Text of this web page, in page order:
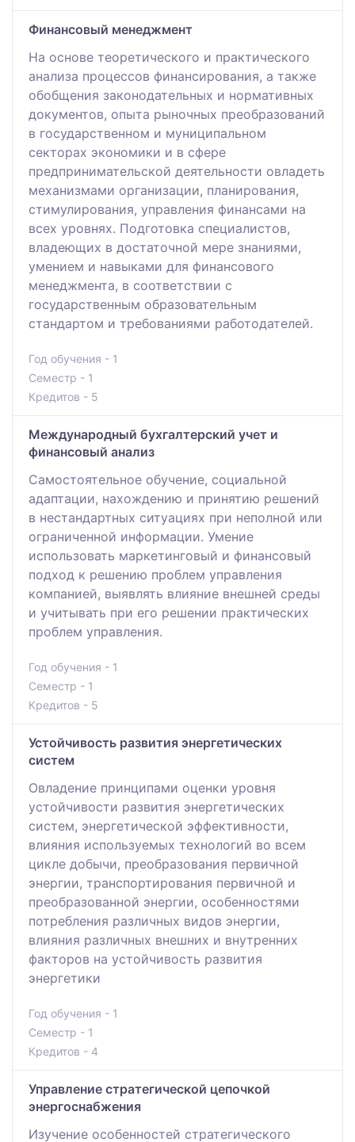
Финансовый менеджмент
На основе теоретического и практического
анализа процессов финансирования, а также
обобщения законодательных и нормативных
документов, опыта рыночных преобразований
в государственном и муниципальном
секторах экономики и в сфере
предпринимательской деятельности овладеть
механизмами организации, планирования,
стимулирования, управления финансами на
всех уровнях. Подготовка специалистов,
владеющих в достаточной мере знаниями,
умением и навыками для финансового
менеджмента, в соответствии с
государственным образовательным
стандартом и требованиями работодателей.
Год обучения - 1
Семестр - 1
Кредитов - 5
Международный бухгалтерский учет и
финансовый анализ
Самостоятельное обучение, социальной
адаптации, нахождению и принятию решений
в нестандартных ситуациях при неполной или
ограниченной информации. Умение
использовать маркетинговый и финансовый
подход к решению проблем управления
компанией, выявлять влияние внешней среды
и учитывать при его решении практических
проблем управления.
Год обучения - 1
Семестр - 1
Кредитов - 5
Устойчивость развития энергетических
систем
Овладение принципами оценки уровня
устойчивости развития энергетических
систем, энергетической эффективности,
влияния используемых технологий во всем
цикле добычи, преобразования первичной
энергии, транспортирования первичной и
преобразованной энергии, особенностями
потребления различных видов энергии,
влияния различных внешних и внутренних
факторов на устойчивость развития
энергетики
Год обучения - 1
Семестр - 1
Кредитов - 4
Управление стратегической цепочкой
энергоснабжения
Изучение особенностей стратегического